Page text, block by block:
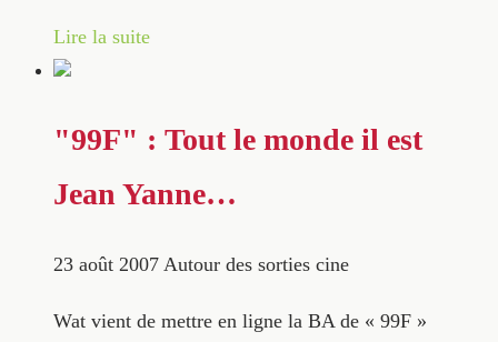
Lire la suite
"99F" : Tout le monde il est
Jean Yanne…
23 août 2007 Autour des sorties cine
Wat vient de mettre en ligne la BA de « 99F »